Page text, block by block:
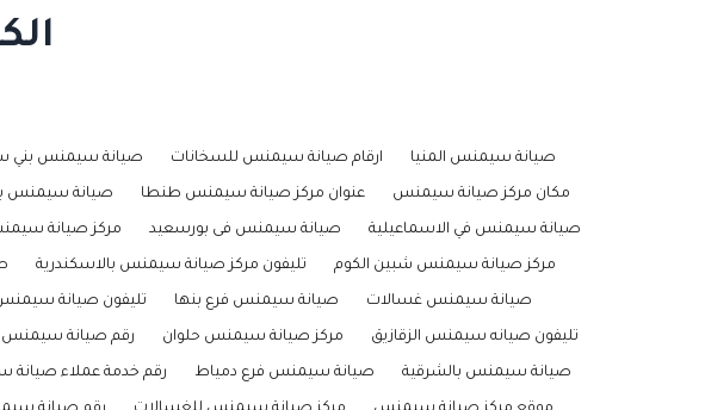
صيانة سيمنس المنيا ارقام صيانة سيمنس للسخانات صيانة سيمنس بني
مكان مركز صيانة سيمنس عنوان مركز صيانة سيمنس طنطا صيانة سيمنس
صيانة سيمنس في الاسماعيلية صيانة سيمنس فى بورسعيد مركز صيانة
مركز صيانة سيمنس شبين الكوم تليفون مركز صيانة سيمنس بالاسكندرية
صيانة سيمنس غسالات صيانة سيمنس فرع بنها تليفون صيانة
تليفون صيانه سيمنس الزقازيق مركز صيانة سيمنس حلوان رقم صيانة سيمنس
صيانة سيمنس بالشرقية صيانة سيمنس فرع دمياط رقم خدمة عملاء